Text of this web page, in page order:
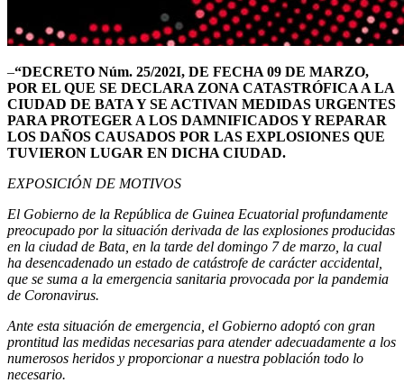
–“DECRETO Núm. 25/202I, DE FECHA 09 DE MARZO,
POR EL QUE SE DECLARA ZONA CATASTRÓFICA A LA
CIUDAD DE BATA Y SE ACTIVAN MEDIDAS URGENTES
PARA PROTEGER A LOS DAMNIFICADOS Y REPARAR
LOS DAÑOS CAUSADOS POR LAS EXPLOSIONES QUE
TUVIERON LUGAR EN DICHA CIUDAD.
EXPOSICIÓN DE MOTIVOS
El Gobierno de la República de Guinea Ecuatorial profundamente
preocupado por la situación derivada de las explosiones producidas
en la ciudad de Bata, en la tarde del domingo 7 de marzo, la cual
ha desencadenado un estado de catástrofe de carácter accidental,
que se suma a la emergencia sanitaria provocada por la pandemia
de Coronavirus.
Ante esta situación de emergencia, el Gobierno adoptó con gran
prontitud las medidas necesarias para atender adecuadamente a los
numerosos heridos y proporcionar a nuestra población todo lo
necesario.